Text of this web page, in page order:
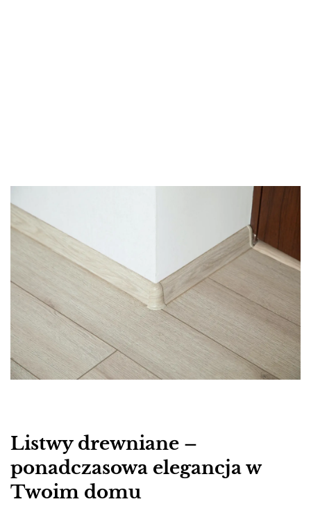
Listwy drewniane –
ponadczasowa elegancja w
Twoim domu